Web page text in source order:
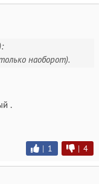
наоборот).
.
| 1 | 4